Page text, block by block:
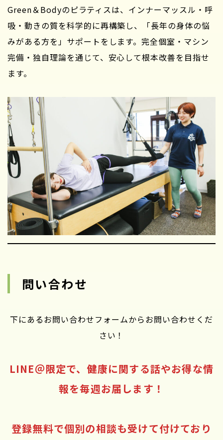
Green＆Bodyのピラティスは、インナーマッスル・呼
吸・動きの質を科学的に再構築し、「長年の身体の悩
みがある方を」サポートをします。完全個室・マシン
完備・独自理論を通じて、安心して根本改善を目指せ
ます。
問い合わせ
下にあるお問い合わせフォームからお問い合わせくだ
さい！
LINE＠限定で、健康に関する話やお得な情
報を毎週お届します！
登録無料で個別の相談も受けて付けており